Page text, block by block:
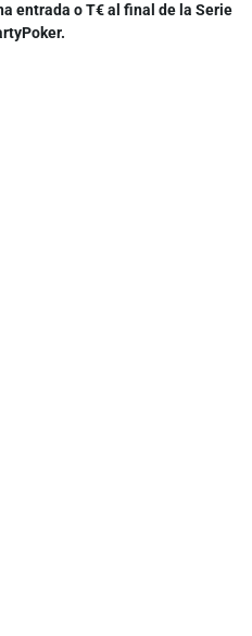
entrada o T€ al final de la Serie